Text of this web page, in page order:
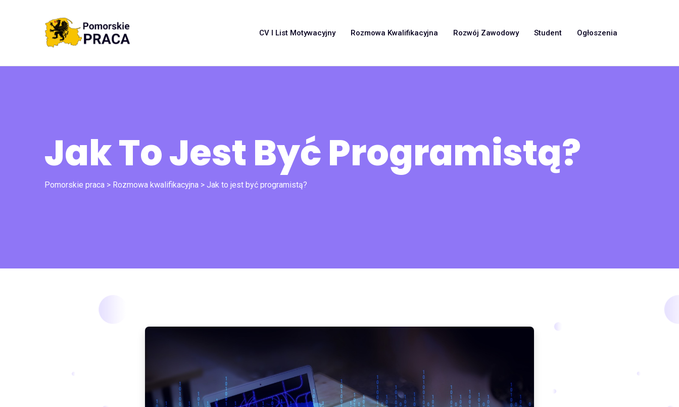
CV I List Motywacyjny Rozmowa Kwalifikacyjna Rozwój Zawodowy Student Ogłoszenia
Jak To Jest Być Programistą?
Pomorskie praca> Rozmowa kwalifikacyjna> Jak to jest być programistą?